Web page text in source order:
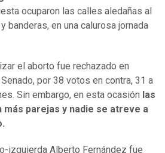
ocuparon las calles aledañas al
banderas, en una calurosa jornada
el aborto fue rechazado en
por 38 votos en contra, 31 a
Sin embargo, en esta ocasión las
parejas y nadie se atreve a
izquierda Alberto Fernández fue